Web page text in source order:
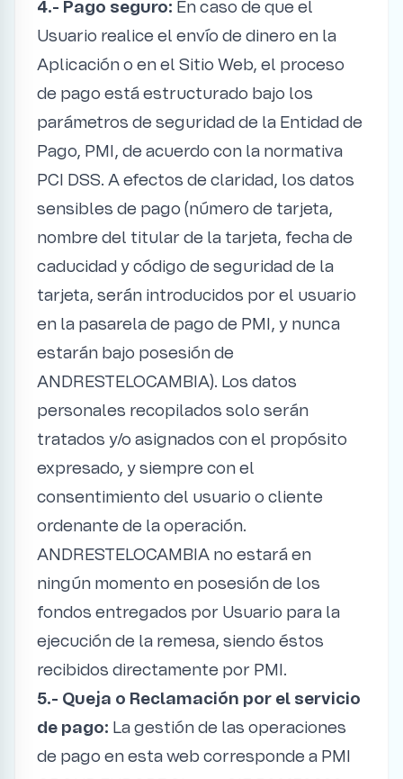
4.- Pago seguro: En caso de que el
Usuario realice el envío de dinero en la
Aplicación o en el Sitio Web, el proceso
de pago está estructurado bajo los
parámetros de seguridad de la Entidad de
Pago, PMI, de acuerdo con la normativa
PCI DSS. A efectos de claridad, los datos
sensibles de pago (número de tarjeta,
nombre del titular de la tarjeta, fecha de
caducidad y código de seguridad de la
tarjeta, serán introducidos por el usuario
en la pasarela de pago de PMI, y nunca
estarán bajo posesión de
ANDRESTELOCAMBIA). Los datos
personales recopilados solo serán
tratados y/o asignados con el propósito
expresado, y siempre con el
consentimiento del usuario o cliente
ordenante de la operación.
ANDRESTELOCAMBIA no estará en
ningún momento en posesión de los
fondos entregados por Usuario para la
ejecución de la remesa, siendo éstos
recibidos directamente por PMI.
5.- Queja o Reclamación por el servicio
de pago: La gestión de las operaciones
de pago en esta web corresponde a PMI